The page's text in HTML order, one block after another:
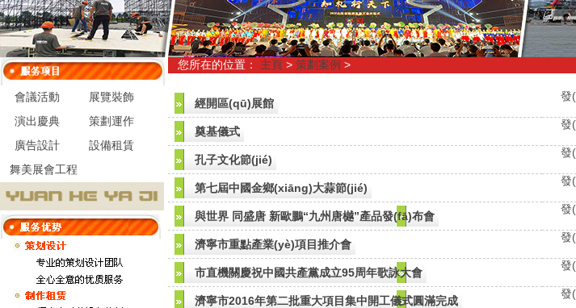
會議活動
展覽裝飾
演出慶典
策劃運作
廣告設計
設備租賃
舞美展會工程
您所在的位置： 主頁 > 策劃案例 >
經開區(qū)展館
發
奠基儀式
發
孔子文化節(jié)
發
第七屆中國金鄉(xiāng)大蒜節(jié)
發
與世界 同盛唐 新歐鵬“九州唐樾”產品發(fā)布會
發
濟寧市重點產業(yè)項目推介會
發
市直機關慶祝中國共產黨成立95周年歌詠大會
發
濟寧市2016年第二批重大項目集中開工儀式圓滿完成
發